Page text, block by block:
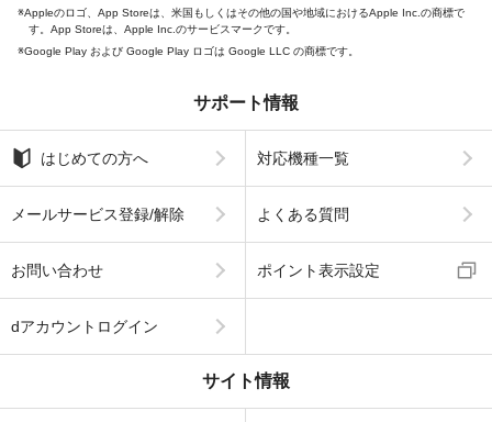
Appleのロゴ、App Storeは、米国もしくはその他の国や地域におけるApple Inc.の商標で
す。App Storeは、Apple Inc.のサービスマークです。
Google Play および Google Play ロゴは Google LLC の商標です。
サポート情報
はじめての方へ 対応機種一覧
メールサービス登録/解除 よくある質問
お問い合わせ ポイント表示設定
dアカウントログイン
サイト情報